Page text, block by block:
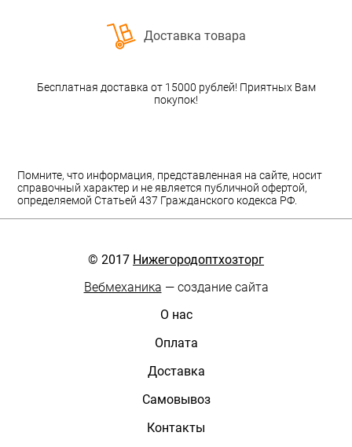
Доставка товара
Бесплатная доставка от 15000 рублей! Приятных Вам
покупок!
Помните, что информация, представленная на сайте, носит
справочный характер и не является публичной офертой,
определяемой Статьей 437 Гражданского кодекса РФ.
© 2017 Нижегородоптхозторг
Вебмеханика — создание сайта
О нас
Оплата
Доставка
Самовывоз
Контакты